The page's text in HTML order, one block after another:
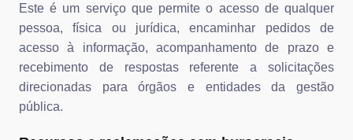
Este é um serviço que permite o acesso de qualquer
pessoa, física ou jurídica, encaminhar pedidos de
acesso à informação, acompanhamento de prazo e
recebimento de respostas referente a solicitações
direcionadas para órgãos e entidades da gestão
pública.